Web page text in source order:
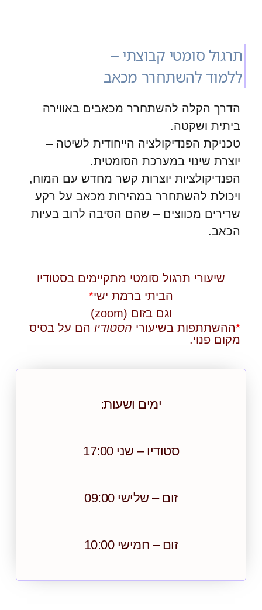
תרגול סומטי קבוצתי –
ללמוד להשתחרר מכאב
הדרך הקלה להשתחרר מכאבים באווירה
ביתית ושקטה.
טכניקת הפנדיקולציה הייחודית לשיטה –
יוצרת שינוי במערכת הסומטית.
הפנדיקולציות יוצרות קשר מחדש עם המוח,
ויכולת להשתחרר במהירות מכאב על רקע
שרירים מכווצים – שהם הסיבה לרוב בעיות
הכאב.
שיעורי תרגול סומטי מתקיימים בסטודיו
הביתי ברמת ישי*
וגם בזום (zoom)
*ההשתתפות בשיעורי הסטודיוהם על בסיס
מקום פנוי.
ימים ושעות:
סטודיו – שני 17:00
זום – שלישי 09:00
זום – חמישי 10:00